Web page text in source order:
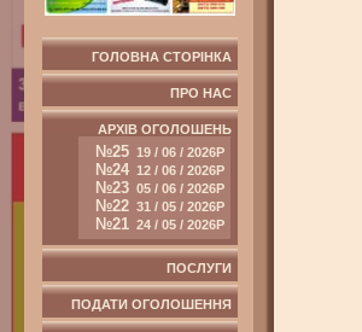
ГОЛОВНА СТОРІНКА
ПРО НАС
АРХІВ ОГОЛОШЕНЬ
№25 19 / 06 / 2026Р
№24 12 / 06 / 2026Р
№23 05 / 06 / 2026Р
№22 31 / 05 / 2026Р
№21 24 / 05 / 2026Р
ПОСЛУГИ
ПОДАТИ ОГОЛОШЕННЯ